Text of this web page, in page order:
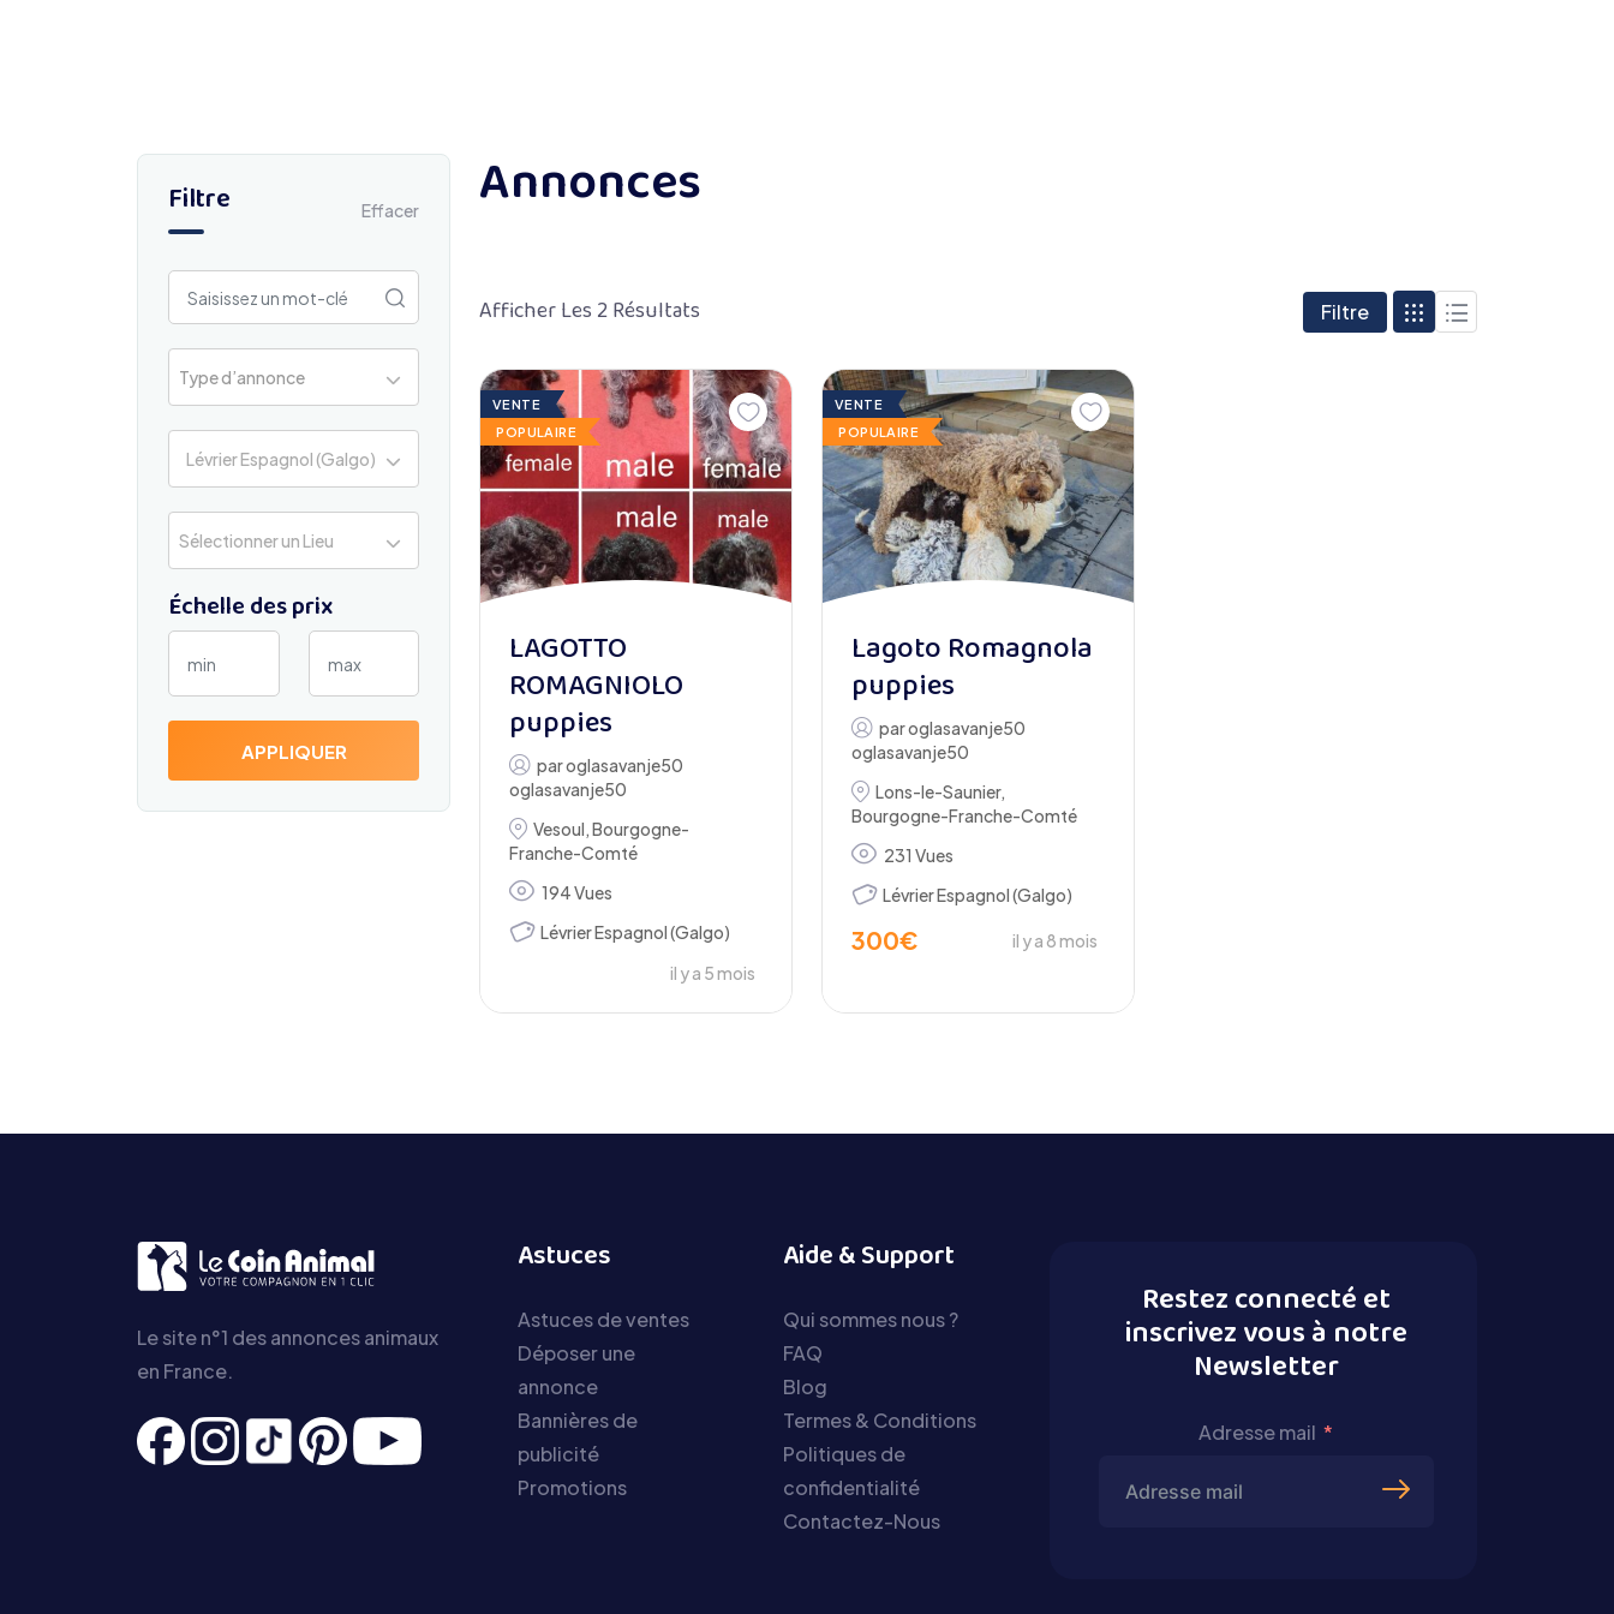
Filtre Effacer
Type d’annonce
Lévrier Espagnol (Galgo)
Sélectionner un Lieu
Échelle des prix
APPLIQUER
Annonces
Afficher Les 2 Résultats Filtre
VENTE
POPULAIRE
LAGOTTO
ROMAGNIOLO
puppies
paroglasavanje50
oglasavanje50
Vesoul,Bourgogne-
Franche-Comté
194 Vues
Lévrier Espagnol (Galgo)
il y a 5 mois
VENTE
POPULAIRE
Lagoto Romagnola
puppies
paroglasavanje50
oglasavanje50
Lons-le-Saunier,
Bourgogne-Franche-Comté
231 Vues
Lévrier Espagnol (Galgo)
300€ il y a 8 mois
Le site n°1 des annonces animaux
en France.
Astuces
Astuces de ventes
Déposer une
annonce
Bannières de
publicité
Promotions
Aide & Support
Qui sommes nous ?
FAQ
Blog
Termes & Conditions
Politiques de
confidentialité
Contactez-Nous
Restez connecté et
inscrivez vous à notre
Newsletter
Adresse mail